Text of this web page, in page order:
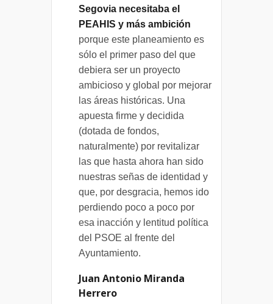
Segovia necesitaba el
PEAHIS y más ambición
porque este planeamiento es
sólo el primer paso del que
debiera ser un proyecto
ambicioso y global por mejorar
las áreas históricas. Una
apuesta firme y decidida
(dotada de fondos,
naturalmente) por revitalizar
las que hasta ahora han sido
nuestras señas de identidad y
que, por desgracia, hemos ido
perdiendo poco a poco por
esa inacción y lentitud política
del PSOE al frente del
Ayuntamiento.
Juan Antonio Miranda
Herrero